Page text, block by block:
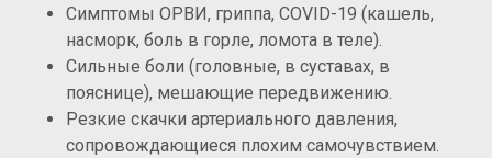
Симптомы ОРВИ, гриппа, COVID-19 (кашель,
насморк, боль в горле, ломота в теле).
Сильные боли (головные, в суставах, в
пояснице), мешающие передвижению.
Резкие скачки артериального давления,
сопровождающиеся плохим самочувствием.